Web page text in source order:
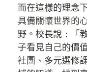
而在這樣的理念
具備關懷世界的
野。校長說：「
子看見自己的價
社團、多元選修